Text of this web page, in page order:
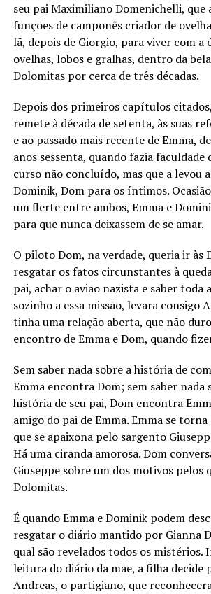
seu pai Maximiliano Domenichelli, que
funções de camponês criador de
lã, depois de Giorgio, para viver com a
ovelhas, lobos e gralhas, dentro da
Dolomitas por cerca de três décadas.
Depois dos primeiros capítulos
remete à década de setenta, às suas
e ao passado mais recente de Emma,
anos sessenta, quando fazia faculdade
curso não concluído, mas que a levou
Dominik, Dom para os íntimos.
um flerte entre ambos, Emma e
para que nunca deixassem de se amar.
O piloto Dom, na verdade, queria ir às
resgatar os fatos circunstantes à
pai, achar o avião nazista e saber toda
sozinho a essa missão, levara consigo
tinha uma relação aberta, que não
encontro de Emma e Dom, quando
Sem saber nada sobre a história de
Emma encontra Dom; sem saber nada
história de seu pai, Dom encontra
amigo do pai de Emma. Emma se
que se apaixona pelo sargento
Há uma ciranda amorosa. Dom
Giuseppe sobre um dos motivos pelos
Dolomitas.
É quando Emma e Dominik podem
resgatar o diário mantido por Gianna
qual são revelados todos os mistérios.
leitura do diário da mãe, a filha decide
Andreas, o partigiano, que